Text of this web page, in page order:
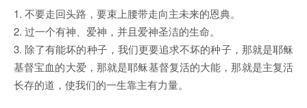
1. 不要走回头路，要束上腰带走向主未来的恩典。
2. 过一个有神、爱神，并且爱神圣洁的生命。
3. 除了有能坏的种子，我们更要追求不坏的种子，那就是耶稣
基督宝血的大爱，那就是耶稣基督复活的大能，那就是主复活
长存的道，使我们的一生靠主有力量。